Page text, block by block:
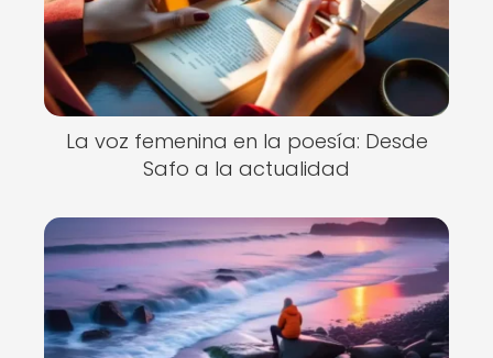
La voz femenina en la poesía: Desde
Safo a la actualidad